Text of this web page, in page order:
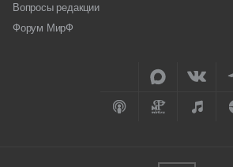
Вопросы редакции
Форум МирФ